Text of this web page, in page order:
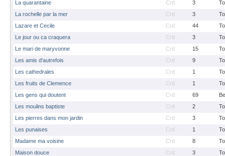
La quarantaine
Crd 3
La rochelle par la mer
Crd 3
Lazare et Cecile
Crd 44
Le jour ou ca craquera
Crd 3
Le mari de maryvonne
Crd 15
Les amis d'autrefois
Crd 9
Les cathedrales
Crd 1
Les fruits de Clemence
Crd 1
Les gens qui doutent
Crd 69
Les moulins baptiste
Crd 2
Les pierres dans mon jardin
Crd 3
Les punaises
Crd 1
Madame ma voisine
Crd 8
Maison douce
Crd 3